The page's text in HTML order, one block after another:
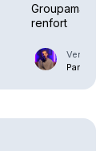
Groupama AM
renfort
Vendredi
Par